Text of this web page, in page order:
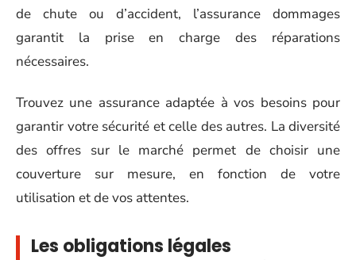
de chute ou d’accident, l’assurance dommages
garantit la prise en charge des réparations
nécessaires.
Trouvez une assurance adaptée à vos besoins pour
garantir votre sécurité et celle des autres. La diversité
des offres sur le marché permet de choisir une
couverture sur mesure, en fonction de votre
utilisation et de vos attentes.
Les obligations légales